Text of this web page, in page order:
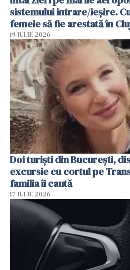
sistemului intrare/ieșire.
femeie să fie arestată în
19 IULIE 2026
Doi turiști din București,
excursie cu cortul pe
familia îi caută
17 IULIE 2026